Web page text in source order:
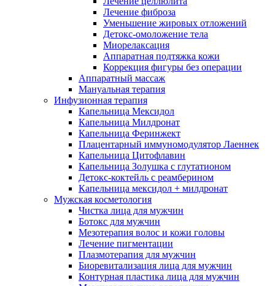
Лечение фиброза
Уменьшение жировых отложений
Детокс-омоложение тела
Миорелаксация
Аппаратная подтяжка кожи
Коррекция фигуры без операции
Аппаратный массаж
Мануальная терапия
Инфузионная терапия
Капельница Мексидол
Капельница Милдронат
Капельница Феринжект
Плацентарный иммуномодулятор Лаеннек
Капельница Цитофлавин
Капельница Золушка с глутатионом
Детокс-коктейль с реамберином
Капельница мексидол + милдронат
Мужская косметология
Чистка лица для мужчин
Ботокс для мужчин
Мезотерапия волос и кожи головы
Лечение пигментации
Плазмотерапия для мужчин
Биоревитализация лица для мужчин
Контурная пластика лица для мужчин